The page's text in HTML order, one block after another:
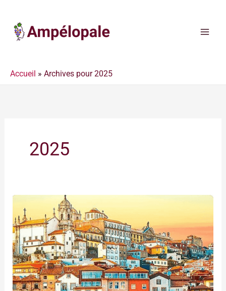
contenu
Accueil » Archives pour 2025
2025
2025-
12-
05
–
Transversale
de
Portos